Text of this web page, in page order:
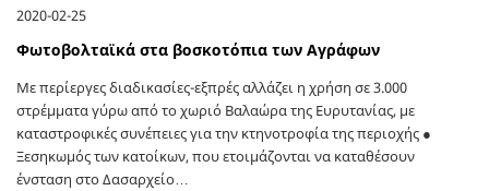
2020-02-25
Φωτοβολταϊκά στα βοσκοτόπια των Αγράφων
Με περίεργες διαδικασίες-εξπρές αλλάζει η χρήση σε 3.000
στρέμματα γύρω από το χωριό Βαλαώρα της Ευρυτανίας, με
καταστροφικές συνέπειες για την κτηνοτροφία της περιοχής ●
Ξεσηκωμός των κατοίκων, που ετοιμάζονται να καταθέσουν
ένσταση στο Δασαρχείο…